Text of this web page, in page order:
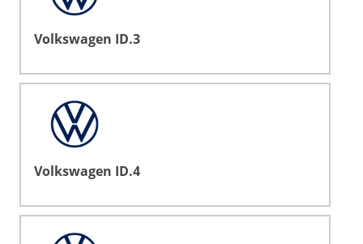
Volkswagen ID.3
Volkswagen ID.4